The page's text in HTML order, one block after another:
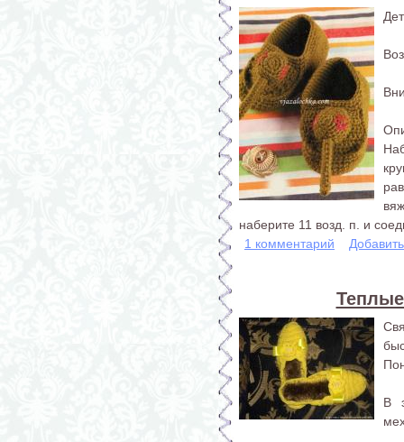
наберите 11 возд. п. и
1 комментарий
В